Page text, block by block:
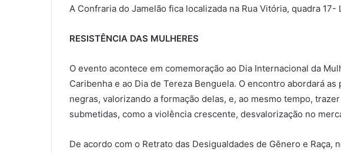
A Confraria do Jamelão fica localizada na Rua Vitória, quadra 17-
RESISTÊNCIA DAS MULHERES
O evento acontece em comemoração ao Dia Internacional da
Caribenha e ao Dia de Tereza Benguela. O encontro abordará
negras, valorizando a formação delas, e, ao mesmo tempo,
submetidas, como a violência crescente, desvalorização no
De acordo com o Retrato das Desigualdades de Gênero e Raça,